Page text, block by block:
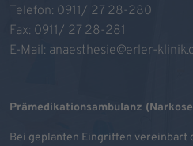
Telefon: 0911/ 27 28-280
Fax: 0911/ 27 28-281
E-Mail: anaesthesie@erler-
Prämedikationsambulanz
Bei geplanten Eingriffen vereinbart